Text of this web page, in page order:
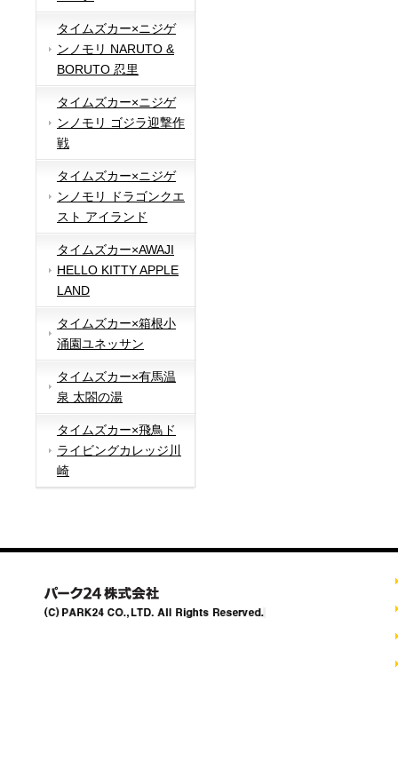
タイムズカー×ニジゲ
ンノモリ NARUTO &
BORUTO 忍里
タイムズカー×ニジゲ
ンノモリ ゴジラ迎撃作
戦
タイムズカー×ニジゲ
ンノモリ ドラゴンクエ
スト アイランド
タイムズカー×AWAJI
HELLO KITTY APPLE
LAND
タイムズカー×箱根小
涌園ユネッサン
タイムズカー×有馬温
泉 太閤の湯
タイムズカー×飛鳥ド
ライビングカレッジ川
崎